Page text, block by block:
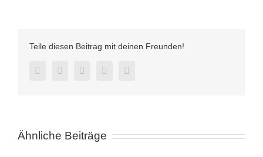
Teile diesen Beitrag mit deinen Freunden!
FacebookTwitter LinkedInPinterest
Ähnliche Beiträge